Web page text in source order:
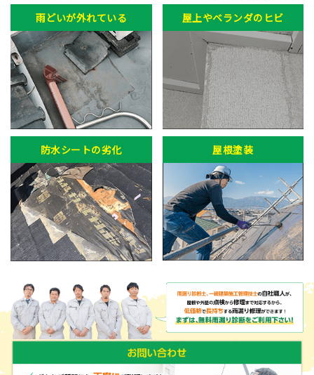
雨どいが外れている 屋上やベランダのヒビ
防水シートの劣化 屋根塗装